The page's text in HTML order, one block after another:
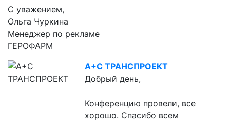
С уважением,
Ольга Чуркина
Менеджер по рекламе
ГЕРОФАРМ
А+С ТРАНСПРОЕКТ
Добрый день,
Конференцию провели, все
хорошо. Спасибо всем